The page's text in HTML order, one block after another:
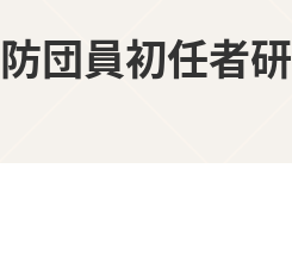
団員初任者